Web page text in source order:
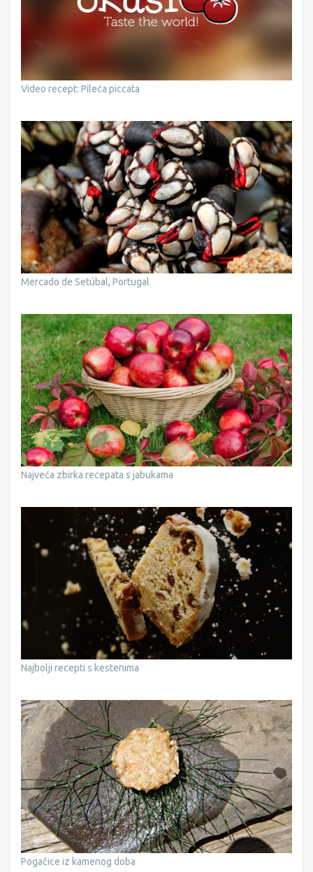
Video recept: Pileća piccata
Mercado de Setúbal, Portugal
Najveća zbirka recepata s jabukama
Najbolji recepti s kestenima
Pogačice iz kamenog doba